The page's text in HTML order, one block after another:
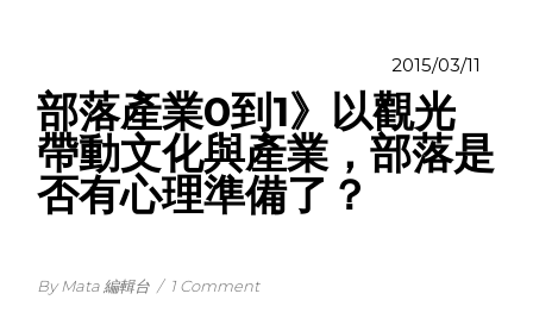
2015/03/11
部落產業0到1》以觀光
帶動文化與產業，部落是
否有心理準備了？
By Mata 編輯台 / 1 Comment